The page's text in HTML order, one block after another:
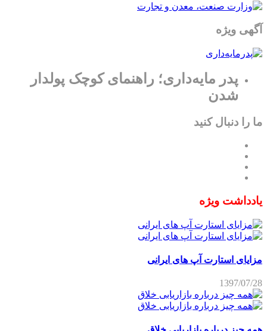
آگهی ویژه
پدر مایه‌داری؛ راهنمای کوچک پولدار
شدن
ما را دنبال کنید
یادداشت ویژه
مزایای استارت آپ های ایرانی
1397/07/28